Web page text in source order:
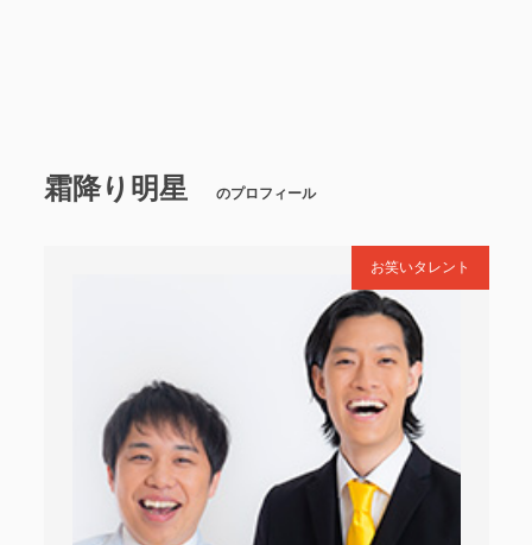
霜降り明星 のプロフィール
お笑いタレント